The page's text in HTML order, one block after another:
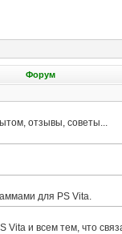
Форум
отзывы, советы...
для PS Vita.
и всем тем, что